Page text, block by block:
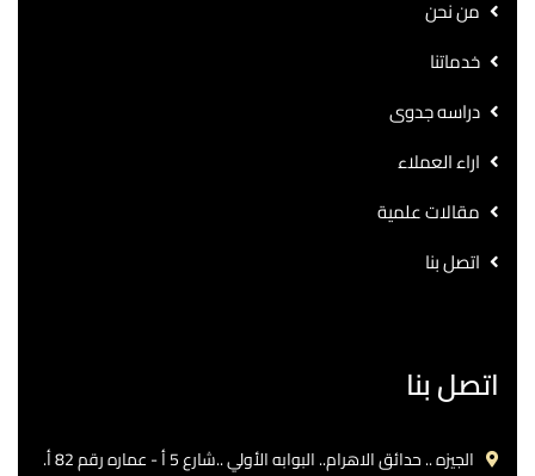
من نحن
خدماتنا
دراسه جدوى
اراء العملاء
مقالات علمية
اتصل بنا
اتصل بنا
الجيزه .. حدائق الاهرام.. البوابه الأولي ..شارع 5 أ - عماره رقم 82 أ.